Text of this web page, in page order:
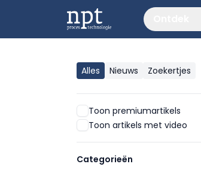
Alles Nieuws Zoekertjes
Toon premiumartikels
Toon artikels met video
Categorieën